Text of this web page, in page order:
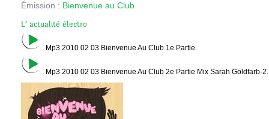
Émission : Bienvenue au Club
L’ actualité électro
Mp3 2010 02 03 Bienvenue Au Club 1e Partie.
Mp3 2010 02 03 Bienvenue Au Club 2e Partie Mix Sarah Goldfarb-2.